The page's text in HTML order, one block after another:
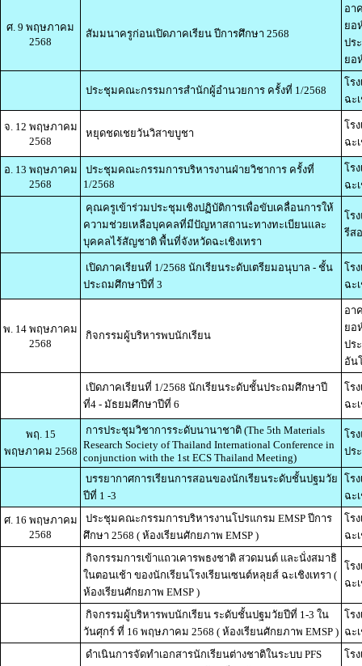
ศ. 9 พฤษภาคม
2568
สัมมนาครูก่อนเปิดภาคเรียน ปีการศึกษา 2568
อา
ยอ
ปร
ยอ
ประชุมคณะกรรมการสำนักผู้อำนวยการ ครั้งที่ 1/2568
โร
ฉะ
จ. 12 พฤษภาคม
2568
หยุดชดเชยวันวิสาขบูชา
โร
ฉะ
อ. 13 พฤษภาคม
2568
ประชุมคณะกรรมการบริหารงานฝ่ายวิชาการ ครั้งที่
1/2568
โร
ฉะ
คุณครูเข้าร่วมประชุมเชิงปฏิบัติการเพื่อขับเคลื่อนการให้
ความช่วยเหลือบุคคลที่มีปัญหาสถานะทางทะเบียนและ
บุคคลไร้สัญชาติ พื้นที่จังหวัดฉะเชิงเทรา
โร
รีส
เปิดภาคเรียนที่ 1/2568 นักเรียนระดับเตรียมอนุบาล - ชั้น
ประถมศึกษาปีที่ 3
โร
ฉะ
พ. 14 พฤษภาคม
2568
กิจกรรมผู้บริหารพบนักเรียน
อา
ยอ
ปร
อัน
เปิดภาคเรียนที่ 1/2568 นักเรียนระดับชั้นประถมศึกษาปี
ที่4 - มัธยมศึกษาปีที่ 6
โร
ฉะ
พฤ. 15
พฤษภาคม 2568
การประชุมวิชาการระดับนานาชาติ (The 5th Materials
Research Society of Thailand International Conference in
conjunction with the 1st ECS Thailand Meeting)
โร
ปร
บรรยากาศการเรียนการสอนของนักเรียนระดับชั้นปฐมวัย
ปีที่ 1 -3
โร
ฉะ
ศ. 16 พฤษภาคม
2568
ประชุมคณะกรรมการบริหารงานโปรแกรม EMSP ปีการ
ศึกษา 2568 ( ห้องเรียนศักยภาพ EMSP )
โร
ฉะ
กิจกรรมการเข้าแถวเคารพธงชาติ สวดมนต์ และนั่งสมาธิ
ในตอนเช้า ของนักเรียนโรงเรียนเซนต์หลุยส์ ฉะเชิงเทรา (
ห้องเรียนศักยภาพ EMSP )
โร
ฉะ
กิจกรรมผู้บริหารพบนักเรียน ระดับชั้นปฐมวัยปีที่ 1-3 ใน
วันศุกร์ ที่ 16 พฤษภาคม 2568 ( ห้องเรียนศักยภาพ EMSP )
โร
ฉะ
ดำเนินการจัดทำเอกสารนักเรียนต่างชาติในระบบ PFS
โร